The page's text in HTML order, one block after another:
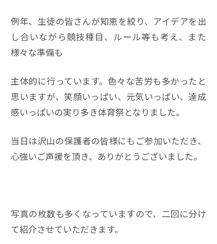
例年、生徒の皆さんが知恵を絞り、アイデアを出
し合いながら競技種目、ルール等も考え、また
様々な準備も
主体的に行っています。色々な苦労も多かったと
思いますが、笑顔いっぱい、元気いっぱい、達成
感いっぱいの実り多き体育祭となりました。
当日は沢山の保護者の皆様にもご参加いただき、
心強いご声援を頂き、ありがとうございました。
写真の枚数も多くなっていますので、二回に分け
て紹介させていただきます。